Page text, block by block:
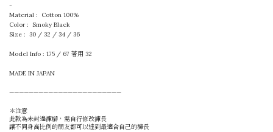
-
Material : Cotton 100%
Color : Smoky Black
Size : 30 / 32 / 34 / 36
Model Info : 175 / 67 著用 32
MADE IN JAPAN
———————————————————————
＊注意
此款為未封邊褲腳，需自行修改褲長
讓不同身高比例的朋友都可以達到最適合自己的褲長